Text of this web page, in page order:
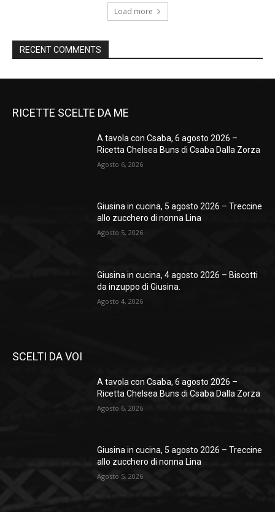
Load more
RECENT COMMENTS
RICETTE SCELTE DA ME
A tavola con Csaba, 6 agosto 2026 –
Ricetta Chelsea Buns di Csaba Dalla Zorza
Agosto 6, 2026
Giusina in cucina, 5 agosto 2026 – Treccine
allo zucchero di nonna Lina
Agosto 5, 2026
Giusina in cucina, 4 agosto 2026 – Biscotti
da inzuppo di Giusina.
Agosto 4, 2026
SCELTI DA VOI
A tavola con Csaba, 6 agosto 2026 –
Ricetta Chelsea Buns di Csaba Dalla Zorza
Agosto 6, 2026
Giusina in cucina, 5 agosto 2026 – Treccine
allo zucchero di nonna Lina
Agosto 5, 2026